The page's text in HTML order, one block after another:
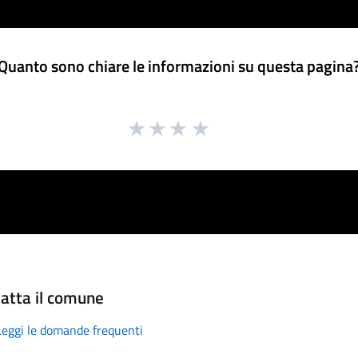
sono chiare le informazioni su questa
il comune
le domande frequenti